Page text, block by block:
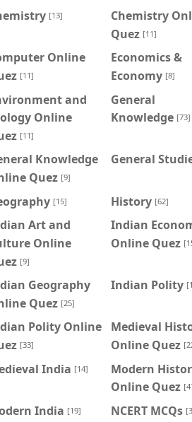
[13]
Chemistry
Quez [11]
Online
[11]
Economics &
Economy [8]
and
Online
[11]
General
Knowledge [73]
Knowledge
Quez [9]
General
[15] History [62]
Art and
Online
[9]
Indian
Online Quez
Geography
Quez [25]
Indian Polity
Polity Online
[33]
Medieval
Online Quez
India [14]
Modern
Online Quez
India [19] NCERT MCQs